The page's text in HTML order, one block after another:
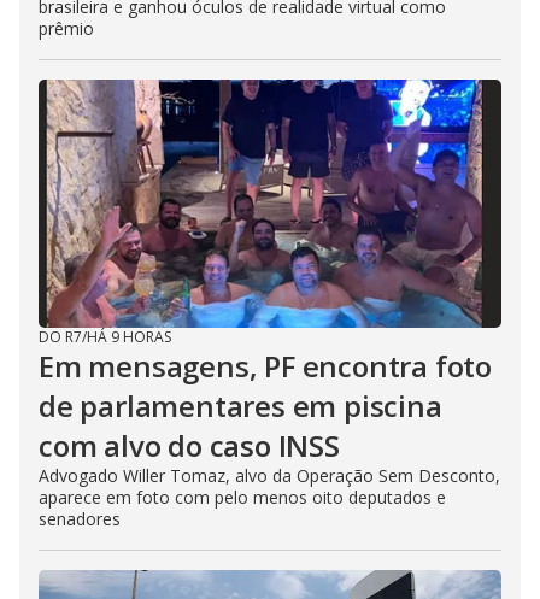
brasileira e ganhou óculos de realidade virtual como
prêmio
DO R7/HÁ 9 HORAS
Em mensagens, PF encontra foto
de parlamentares em piscina
com alvo do caso INSS
Advogado Willer Tomaz, alvo da Operação Sem Desconto,
aparece em foto com pelo menos oito deputados e
senadores